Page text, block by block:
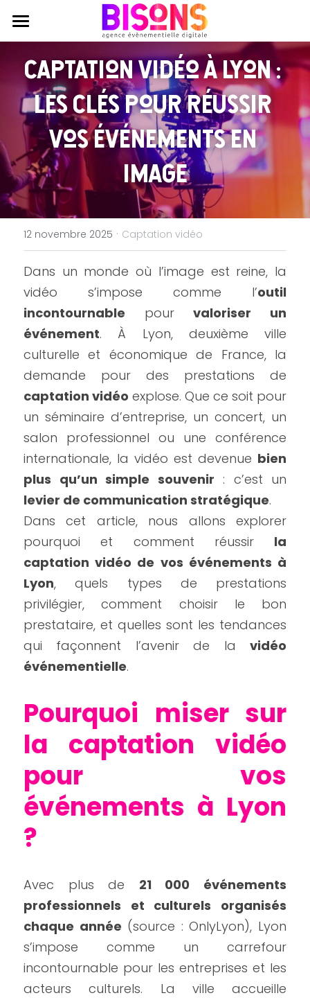
Agence
Qui sommes nous ?
Engagements RSE
Journal
Coworking
Expertises
Production évènementielle
Production audiovisuelle
Animations participatives
Réalisations
Contactez nous
Captation vidéo à Lyon :
les clés pour réussir
vos événements en
image
12 novembre 2025 · Captation vidéo
Dans un monde où l’image est reine, la
vidéo s’impose comme l’outil
incontournable pour valoriser un
événement. À Lyon, deuxième ville
culturelle et économique de France, la
captation vidéo explose. Que ce soit pour
un séminaire d’entreprise, un concert, un
salon professionnel ou une conférence
internationale, la vidéo est devenue bien
plus qu’un simple souvenir
levier de communication stratégique.
Dans cet article, nous allons explorer
pourquoi et comment réussir la
captation vidéo de vos événements à
Lyon, quels types de prestations
privilégier, comment choisir le bon
prestataire, et quelles sont les tendances
qui façonnent l’avenir de la vidéo
événementielle.
Pourquoi miser sur
la captation vidéo
pour vos
événements à Lyon
?
Avec plus de 21 000 événements
professionnels et culturels organisés
chaque année (source : OnlyLyon), Lyon
s’impose comme un carrefour
incontournable pour les entreprises et les
acteurs culturels. La ville accueille